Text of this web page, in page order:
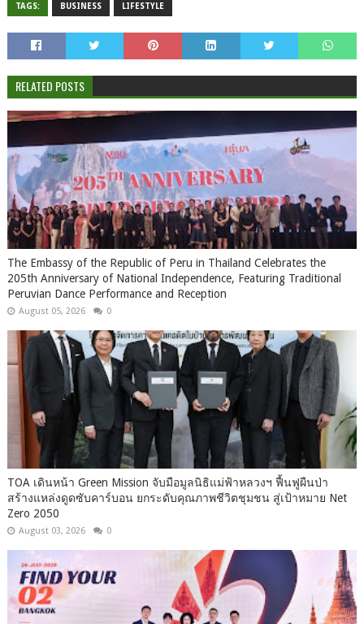
TAGS: BUSINESS LIFESTYLE
RELATED POSTS
The Embassy of the Republic of Peru in Thailand Celebrates the
205th Anniversary of National Independence, Featuring Traditional
Peruvian Dance Performance and Reception
August 05, 2026 0
TOA เดินหน้า Green Mission จับมือมูลนิธิแม่ฟ้าหลวงฯ ฟื้นฟูผืนป่า
สร้างแหล่งดูดซับคาร์บอน ยกระดับคุณภาพชีวิตชุมชน สู่เป้าหมาย Net
Zero 2050
August 03, 2026 0